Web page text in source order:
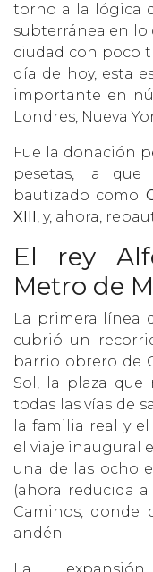
torno a la lógica
subterránea en lo
ciudad con poco
día de hoy, esta
importante en
Londres, Nueva
Fue la donación
pesetas, la que
bautizado como
XIII , y, ahora,
El rey
Metro de
La primera línea
cubrió un
barrio obrero de
Sol, la plaza
todas las vías de
la familia real y
el viaje inaugural
una de las ocho
(ahora reducida
Caminos, donde
andén.